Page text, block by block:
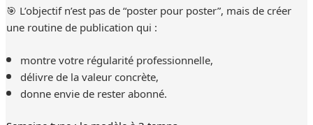
🎯 L’objectif n’est pas de “poster pour poster”, mais de créer
une routine de publication qui :
montre votre régularité professionnelle,
délivre de la valeur concrète,
donne envie de rester abonné.